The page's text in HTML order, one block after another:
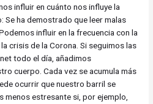
influir en cuánto nos influye la
Se ha demostrado que leer malas
influir en la frecuencia con la
crisis de la Corona. Si seguimos las
todo el día, añadimos
cuerpo. Cada vez se acumula más
ocurrir que nuestro barril se
menos estresante si, por ejemplo,